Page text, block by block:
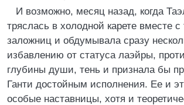
И возможно, месяц назад, когда
тряслась в холодной карете вместе с
заложниц и обдумывала сразу
избавлению от статуса лаэйры,
глубины души, тень и признала бы
Ганти достойным исполнения. Ее и
особые наставницы, хотя и